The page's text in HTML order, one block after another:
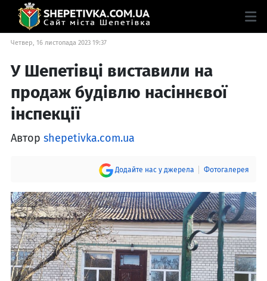
Четвер, 16 листопада 2023 19:37
У Шепетівці виставили на
продаж будівлю насіннєвої
інспекції
Автор shepetivka.com.ua
Додайте нас у джерела Фотогалерея